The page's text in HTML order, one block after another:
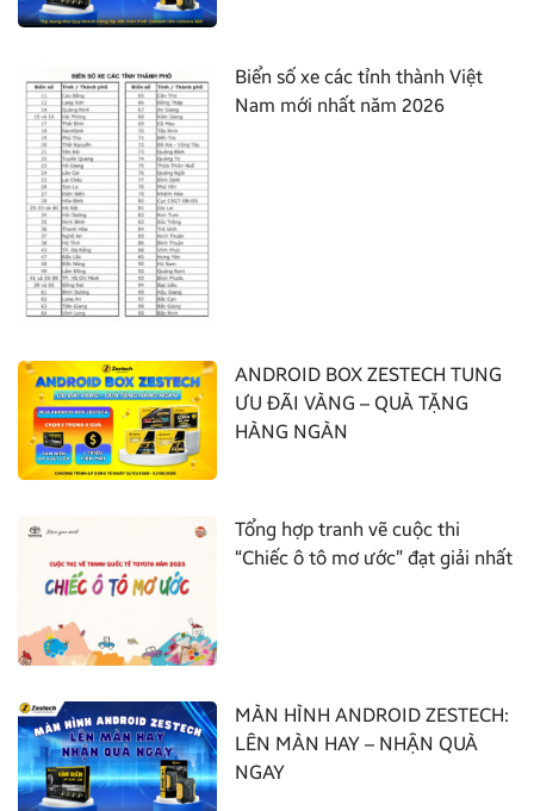
Biển số xe các tỉnh thành Việt
Nam mới nhất năm 2026
ANDROID BOX ZESTECH TUNG
ƯU ĐÃI VÀNG – QUÀ TẶNG
HÀNG NGÀN
Tổng hợp tranh vẽ cuộc thi
“Chiếc ô tô mơ ước” đạt giải nhất
MÀN HÌNH ANDROID ZESTECH:
LÊN MÀN HAY – NHẬN QUÀ
NGAY